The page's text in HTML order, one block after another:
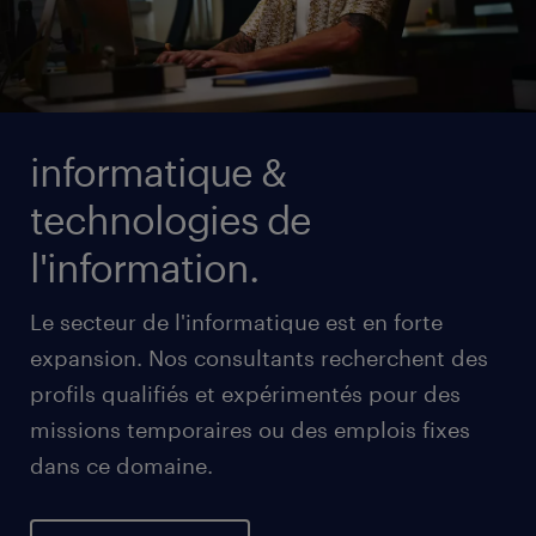
informatique &
technologies de
l'information.
Le secteur de l'informatique est en forte
expansion. Nos consultants recherchent des
profils qualifiés et expérimentés pour des
missions temporaires ou des emplois fixes
dans ce domaine.